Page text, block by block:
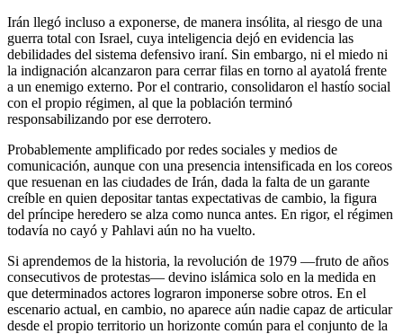
Irán llegó incluso a exponerse, de manera insólita, al riesgo de una
guerra total con Israel, cuya inteligencia dejó en evidencia las
debilidades del sistema defensivo iraní. Sin embargo, ni el miedo ni
la indignación alcanzaron para cerrar filas en torno al ayatolá frente
a un enemigo externo. Por el contrario, consolidaron el hastío social
con el propio régimen, al que la población terminó
responsabilizando por ese derrotero.
Probablemente amplificado por redes sociales y medios de
comunicación, aunque con una presencia intensificada en los coreos
que resuenan en las ciudades de Irán, dada la falta de un garante
creíble en quien depositar tantas expectativas de cambio, la figura
del príncipe heredero se alza como nunca antes. En rigor, el régimen
todavía no cayó y Pahlavi aún no ha vuelto.
Si aprendemos de la historia, la revolución de 1979 —fruto de años
consecutivos de protestas— devino islámica solo en la medida en
que determinados actores lograron imponerse sobre otros. En el
escenario actual, en cambio, no aparece aún nadie capaz de articular
desde el propio territorio un horizonte común para el conjunto de la